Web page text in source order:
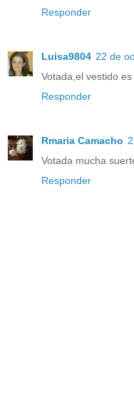
Responder
Luisa9804 22 de
Votada,el vestido es
Responder
Rmaria Camacho
Votada mucha
Responder